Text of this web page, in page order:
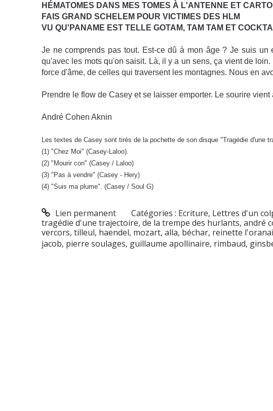
HÉMATOMES DANS MES TOMES À L'ANTENNE ET
FAIS GRAND SCHELEM POUR VICTIMES DES HLM
VU QU'PANAME EST TELLE GOTAM, TAM TAM ET
Je ne comprends pas tout. Est-ce dû à mon âge ? Je suis
qu'avec les mots qu'on saisit. Là, il y a un sens, ça vient de
force d'âme, de celles qui traversent les montagnes. Nous en
Prendre le flow de Casey et se laisser emporter. Le sourire
André Cohen Aknin
Les textes de Casey sont tirés de la pochette de son disque "Tragédie d'une
(1) "Chez Moi" (Casey-Laloo).
(2) "Mourir con" (Casey / Laloo)
(3) "Pas à vendre" (Casey - Hery)
(4) "Suis ma plume". (Casey / Soul G)
Lien permanent Catégories : Ecriture, Lettres d'un
tragédie d'une trajectoire, de la trempe des hurlants, andré
vercors, tilleul, haendel, mozart, alla, béchar, reinette
jacob, pierre soulages, guillaume apollinaire, rimbaud,